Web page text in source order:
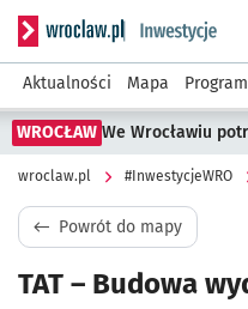
Serwis informacyjny
Aktualności Mapa
WROCŁAW We Wrocławiu
wroclaw.pl #InwestycjeWRO
Powrót do mapy
TAT – Budowa